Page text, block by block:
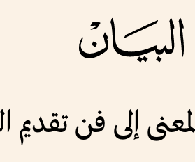
إلى فن تقديم